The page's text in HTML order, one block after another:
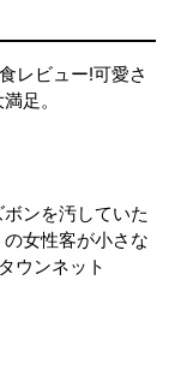
レビュー!可愛さ
足。
ンを汚していた
女性客が小さな
ウンネット